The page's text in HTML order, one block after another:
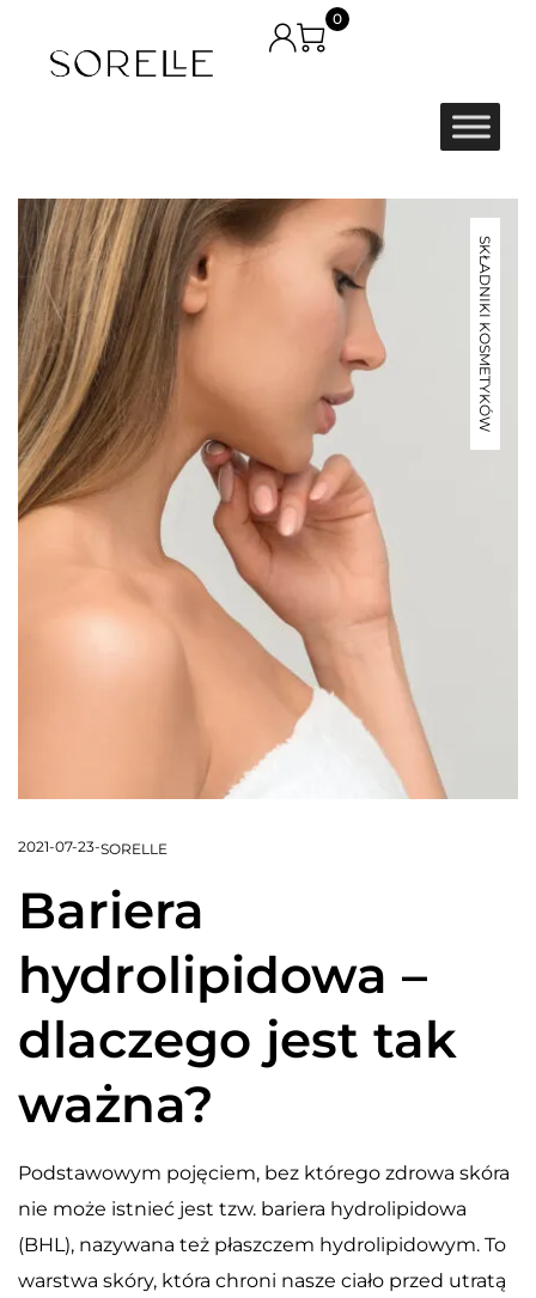
0
SKŁADNIKI KOSMETYKÓW
2021-07-23-SORELLE
Bariera
hydrolipidowa –
dlaczego jest tak
ważna?
Podstawowym pojęciem, bez którego zdrowa skóra
nie może istnieć jest tzw. bariera hydrolipidowa
(BHL), nazywana też płaszczem hydrolipidowym. To
warstwa skóry, która chroni nasze ciało przed utratą